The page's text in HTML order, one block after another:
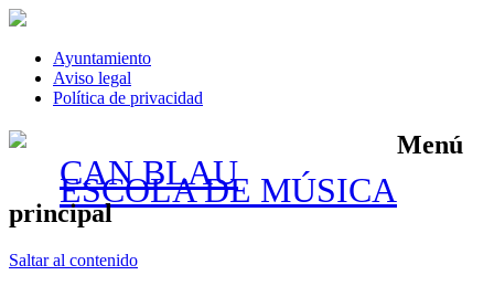
Ayuntamiento
Aviso legal
Política de privacidad
CAN BLAU
ESCOLA DE MÚSICA
Menú
principal
Saltar al contenido